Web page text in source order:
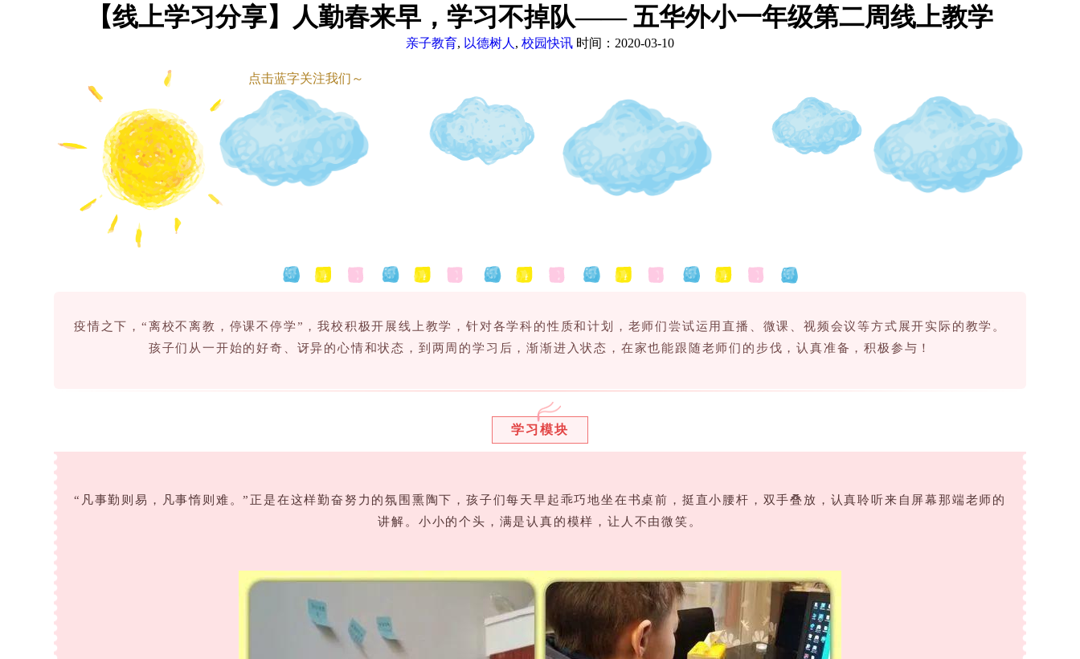
【线上学习分享】人勤春来早，学习不掉队—— 五华外小一年级第二周线上教学
亲子教育, 以德树人 , 校园快讯 时间：2020-03-10
点击蓝字关注我们～
疫情之下，“离校不离教，停课不停学”，我校积极开展线上教学，针对各学科的性质和计划，老师们尝试运用直播、微课、视频会议等方式展开实际的教学。
孩子们从一开始的好奇、讶异的心情和状态，到两周的学习后，渐渐进入状态，在家也能跟随老师们的步伐，认真准备，积极参与！
学习模块
“凡事勤则易，凡事惰则难。”正是在这样勤奋努力的氛围熏陶下，孩子们每天早起乖巧地坐在书桌前，挺直小腰杆，双手叠放，认真聆听来自屏幕那端老师的
讲解。小小的个头，满是认真的模样，让人不由微笑。